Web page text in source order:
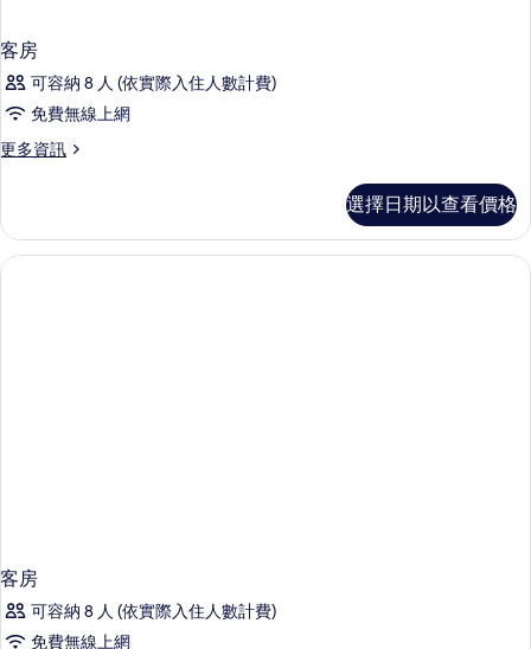
客房
可容納 8 人 (依實際入住人數計費)
免費無線上網
更多資訊
更
的
詳
情
選擇日期以查看價格
客房
可容納 8 人 (依實際入住人數計費)
免費無線上網